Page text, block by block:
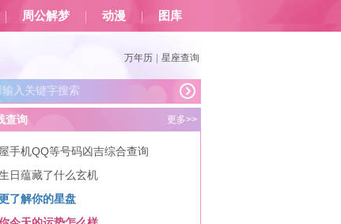
周公解梦 动漫 图库
万年历 星座查询
更多>>
查询
手机QQ等号码凶吉综合查询
日蕴藏了什么玄机
了解你的星盘